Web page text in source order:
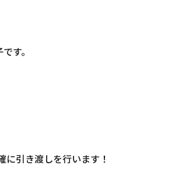
す。
引き渡しを行います！